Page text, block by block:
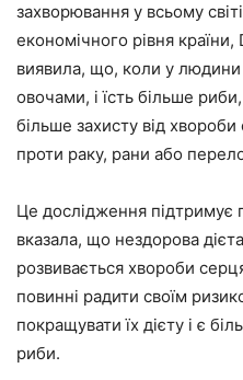
захворювання у всьому
економічного рівня
виявила, що, коли у людини
овочами, і їсть більше
більше захисту від
проти раку, рани або
Це дослідження підтримує
вказала, що нездорова
розвивається хвороби
повинні радити своїм
покращувати їх дієту і є
риби.